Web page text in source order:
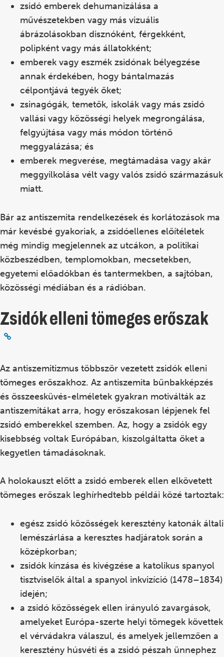
zsidó emberek dehumanizálása a
művészetekben vagy más vizuális
ábrázolásokban disznóként, férgekként,
polipként vagy más állatokként;
emberek vagy eszmék zsidónak bélyegzése
annak érdekében, hogy bántalmazás
célpontjává tegyék őket;
zsinagógák, temetők, iskolák vagy más zsidó
vallási vagy közösségi helyek megrongálása,
felgyújtása vagy más módon történő
meggyalázása; és
emberek megverése, megtámadása vagy akár
meggyilkolása vélt vagy valós zsidó származásuk
miatt.
Bár az antiszemita rendelkezések és korlátozások ma
már kevésbé gyakoriak, a zsidóellenes előítéletek
még mindig megjelennek az utcákon, a politikai
közbeszédben, templomokban, mecsetekben,
egyetemi előadókban és tantermekben, a sajtóban,
közösségi médiában és a rádióban.
Zsidók elleni tömeges erőszak
Az antiszemitizmus többször vezetett zsidók elleni
tömeges erőszakhoz. Az antiszemita bűnbakképzés
és összeesküvés-elméletek gyakran motiválták az
antiszemitákat arra, hogy erőszakosan lépjenek fel
zsidó emberekkel szemben. Az, hogy a zsidók egy
kisebbség voltak Európában, kiszolgáltatta őket a
kegyetlen támadásoknak.
A holokauszt előtt a zsidó emberek ellen elkövetett
tömeges erőszak leghírhedtebb példái közé tartoztak:
egész zsidó közösségek keresztény katonák általi
lemészárlása a keresztes hadjáratok során a
középkorban;
zsidók kínzása és kivégzése a katolikus spanyol
tisztviselők által a spanyol inkvizíció (1478–1834)
idején;
a zsidó közösségek ellen irányuló zavargások,
amelyeket Európa-szerte helyi tömegek követtek
el vérvádakra válaszul, és amelyek jellemzően a
keresztény húsvéti és a zsidó pészah ünnephez